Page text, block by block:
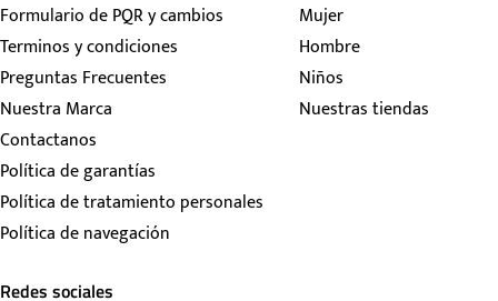
Formulario de PQR y cambios
Terminos y condiciones
Preguntas Frecuentes
Nuestra Marca
Contactanos
Política de garantías
Política de tratamiento personales
Política de navegación
Mujer
Hombre
Niños
Nuestras tiendas
Redes sociales